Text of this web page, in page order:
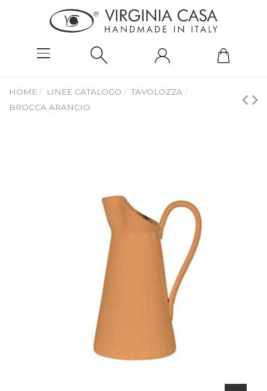
HOME LINEE CATALOGO
TAVOLOZZA
BROCCA ARANCIO